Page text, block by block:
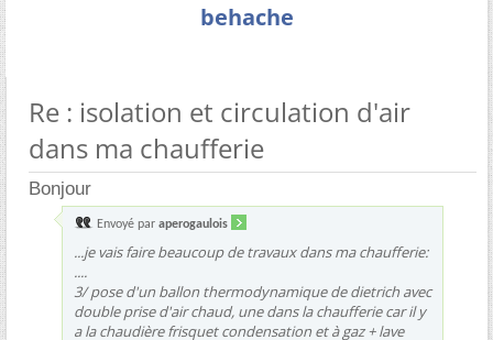
behache
Re : isolation et circulation d'air
dans ma chaufferie
Bonjour
Envoyé par aperogaulois
...je vais faire beaucoup de travaux dans ma chaufferie:
....
3/ pose d'un ballon thermodynamique de dietrich avec
double prise d'air chaud, une dans la chaufferie car il y
a la chaudière frisquet condensation et à gaz + lave